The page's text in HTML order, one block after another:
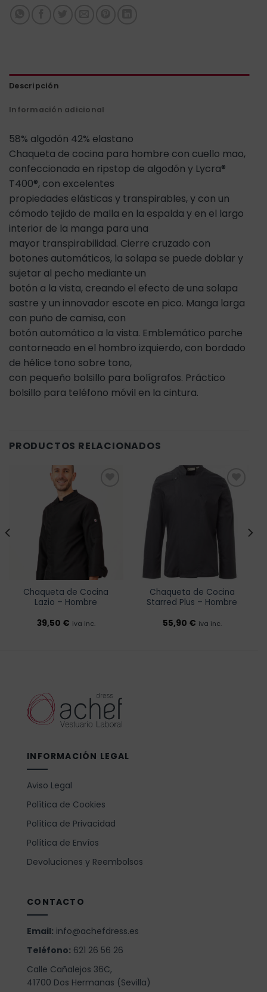
Descripción
Información adicional
58% algodón 42% elastano
Chaqueta de cocina para hombre con cuello mao,
confeccionada en ripstop de algodón y Lycra®
T400®, con excelentes
propiedades elásticas y transpirables, y con un
cómodo tejido de malla en la espalda y en el largo
interior de la manga para una
mayor transpirabilidad. Cierre cruzado con
botones automáticos, la solapa se puede doblar y
sujetar al pecho mediante un
botón a la vista, creando el efecto de una solapa
sastre y un innovador escote en pico. Manga larga
con puño de camisa, con
botón automático a la vista. Emblemático parche
contorneado en el hombro izquierdo, con bordado
de hélice tono sobre tono,
con pequeño bolsillo para bolígrafos. Práctico
bolsillo para teléfono móvil en la cintura.
PRODUCTOS RELACIONADOS
lista de
deseos
Chaqueta de Cocina
Lazio – Hombre
39,50 € iva inc.
Añadir
a la
lista de
Chaqueta de Cocina
Starred Plus – Hombre
55,90 € iva inc.
INFORMACIÓN LEGAL
Aviso Legal
Política de Cookies
Política de Privacidad
Política de Envíos
Devoluciones y Reembolsos
CONTACTO
Email: info@achefdress.es
Teléfono: 621 26 56 26
Calle Cañalejos 36C,
41700 Dos Hermanas (Sevilla)